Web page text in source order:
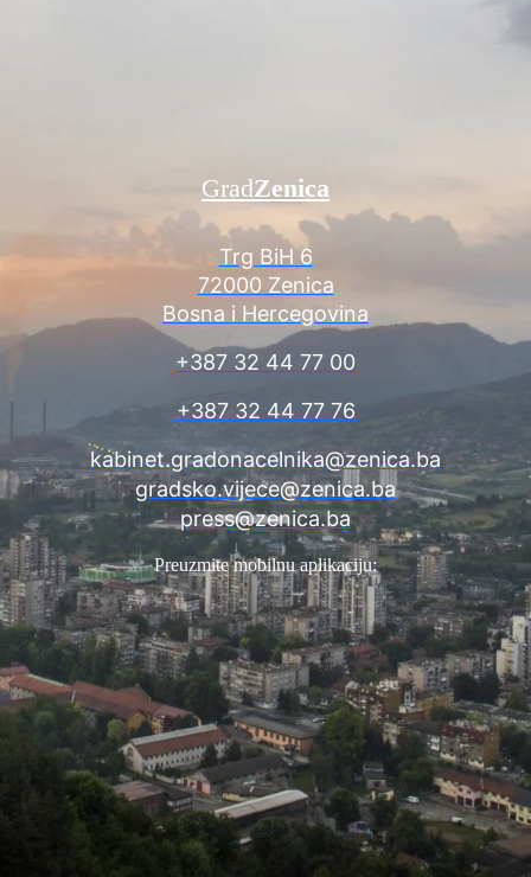
Trg BiH 6
72000 Zenica
Bosna i Hercegovina
+387 32 44 77 00
+387 32 44 77 76
kabinet.gradonacelnika@zenica.ba
gradsko.vijece@zenica.ba
press@zenica.ba
GradZenica
Preuzmite mobilnu aplikaciju: